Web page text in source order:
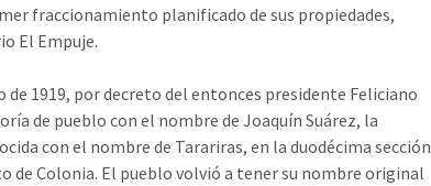
fraccionamiento planificado de sus propiedades,
El Empuje.
de 1919, por decreto del entonces presidente Feliciano
de pueblo con el nombre de Joaquín Suárez, la
con el nombre de Tarariras, en la duodécima sección
de Colonia. El pueblo volvió a tener su nombre original